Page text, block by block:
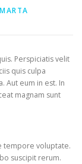
MARTA
Perspiciatis velit
quis culpa
Aut eum in est. In
magnam sunt
tempore voluptate.
suscipit rerum.